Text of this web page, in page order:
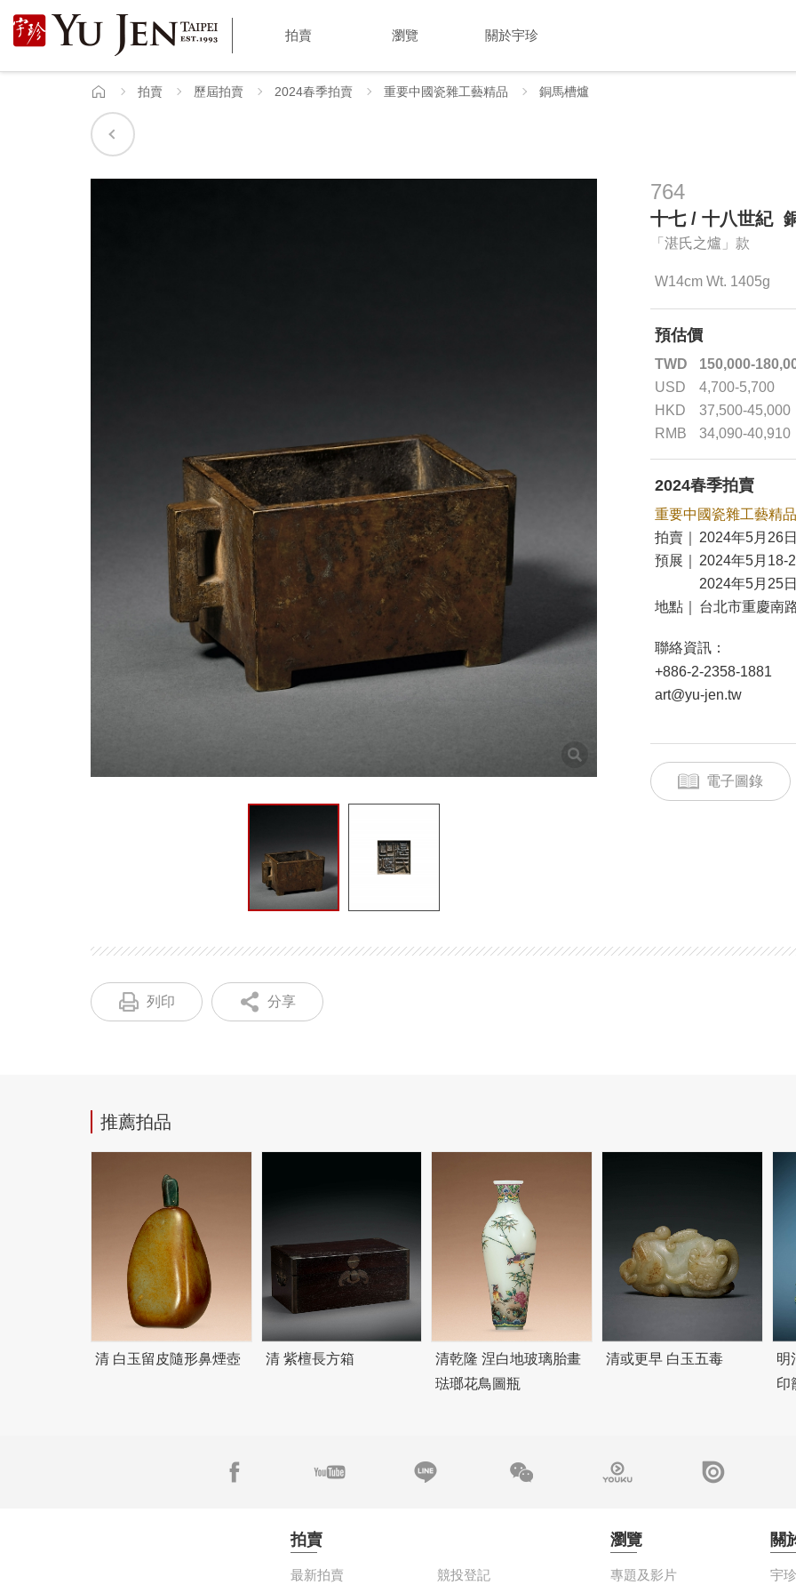
宇
珍
拍賣 瀏覽 關於宇珍
首
頁
拍賣 歷屆拍賣 2024春季拍賣 重要中國瓷雜工藝精品 銅馬槽爐
764
十七 / 十八世紀
「湛氏之爐」款
W14cm Wt. 1405g
預估價
TWD
150,000-
USD
4,700-5,700
HKD
37,500-45,000
RMB
34,090-40,910
2024春季拍賣
重要中國瓷雜工藝精品
拍賣｜
2024年5月26
預展｜
2024年5月18-
2024年5月25
地點｜
台北市重慶南
聯絡資訊：
+886-2-2358-1881
art@yu-jen.tw
電子圖錄
列印 分享
推薦拍品
清 白玉留皮隨形鼻煙壺 清 紫檀長方箱
清乾隆 涅白地玻璃胎畫
琺瑯花鳥圖瓶
清或更早 白玉五毒
明
印
拍賣
最新拍賣 競投登記
瀏覽
專題及影片
關
宇